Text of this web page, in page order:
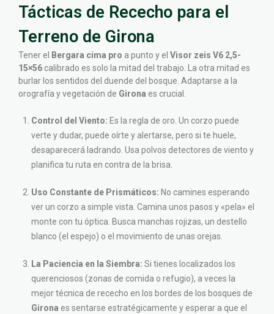
Tácticas de Rececho para el
Terreno de Girona
Tener el Bergara cima pro a punto y el Visor zeis V6 2,5-
15×56 calibrado es solo la mitad del trabajo. La otra mitad es
burlar los sentidos del duende del bosque. Adaptarse a la
orografía y vegetación de Girona es crucial.
Control del Viento: Es la regla de oro. Un corzo puede
verte y dudar, puede oírte y alertarse, pero si te huele,
desaparecerá ladrando. Usa polvos detectores de viento y
planifica tu ruta en contra de la brisa.
Uso Constante de Prismáticos: No camines esperando
ver un corzo a simple vista. Camina unos pasos y «pela» el
monte con tu óptica. Busca manchas rojizas, un destello
blanco (el espejo) o el movimiento de unas orejas.
La Paciencia en la Siembra: Si tienes localizados los
querenciosos (zonas de comida o refugio), a veces la
mejor técnica de rececho en los bordes de los bosques de
Girona es sentarse estratégicamente y esperar a que el